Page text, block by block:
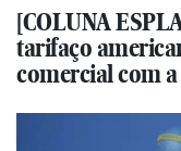
[COLUNA
tarifaço
comercial com